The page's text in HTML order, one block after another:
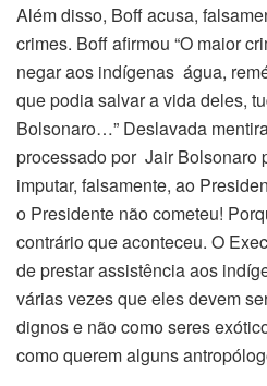
Além disso, Boff acusa,
crimes. Boff afirmou “O maior
negar aos indígenas água,
que podia salvar a vida deles,
Bolsonaro…” Deslavada
processado por Jair Bolsonaro
imputar, falsamente, ao
o Presidente não cometeu!
contrário que aconteceu. O
de prestar assistência aos
várias vezes que eles devem
dignos e não como seres
como querem alguns